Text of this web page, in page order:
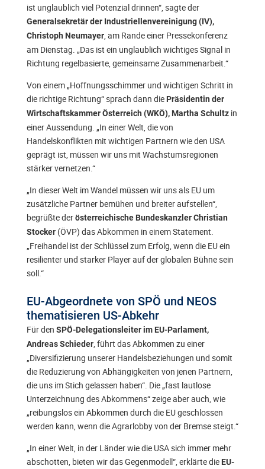
ist unglaublich viel Potenzial drinnen“, sagte der
Generalsekretär der Industriellenvereinigung (IV),
Christoph Neumayer, am Rande einer Pressekonferenz
am Dienstag. „Das ist ein unglaublich wichtiges Signal in
Richtung regelbasierte, gemeinsame Zusammenarbeit.“
Von einem „Hoffnungsschimmer und wichtigen Schritt in
die richtige Richtung“ sprach dann die Präsidentin der
Wirtschaftskammer Österreich (WKÖ), Martha Schultzin
einer Aussendung. „In einer Welt, die von
Handelskonflikten mit wichtigen Partnern wie den USA
geprägt ist, müssen wir uns mit Wachstumsregionen
stärker vernetzen.“
„In dieser Welt im Wandel müssen wir uns als EU um
zusätzliche Partner bemühen und breiter aufstellen“,
begrüßte derösterreichische Bundeskanzler Christian
Stocker (ÖVP) das Abkommen in einem Statement.
„Freihandel ist der Schlüssel zum Erfolg, wenn die EU ein
resilienter und starker Player auf der globalen Bühne sein
soll.“
EU-Abgeordnete von SPÖ und NEOS
thematisieren US-Abkehr
Für den SPÖ-Delegationsleiter im EU-Parlament,
Andreas Schieder, führt das Abkommen zu einer
„Diversifizierung unserer Handelsbeziehungen und somit
die Reduzierung von Abhängigkeiten von jenen Partnern,
die uns im Stich gelassen haben“. Die „fast lautlose
Unterzeichnung des Abkommens“ zeige aber auch, wie
„reibungslos ein Abkommen durch die EU geschlossen
werden kann, wenn die Agrarlobby von der Bremse steigt.“
„In einer Welt, in der Länder wie die USA sich immer mehr
abschotten, bieten wir das Gegenmodell“, erklärte die EU-